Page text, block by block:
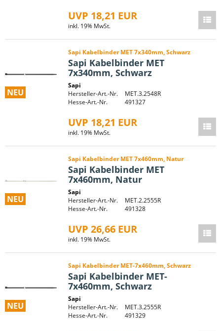
UVP 18,21 EUR
inkl. 19% MwSt.
NEU
Sapi Kabelbinder MET 7x340mm, Schwarz
Sapi Kabelbinder MET
7x340mm, Schwarz
Sapi
Hersteller-Art.-Nr.
MET.3.2548R
Hesse-Art.-Nr.
491327
UVP 18,21 EUR
inkl. 19% MwSt.
NEU
Sapi Kabelbinder MET 7x460mm, Natur
Sapi Kabelbinder MET
7x460mm, Natur
Sapi
Hersteller-Art.-Nr.
MET.2.2555R
Hesse-Art.-Nr.
491328
UVP 26,66 EUR
inkl. 19% MwSt.
NEU
Sapi Kabelbinder MET-7x460mm, Schwarz
Sapi Kabelbinder MET-
7x460mm, Schwarz
Sapi
Hersteller-Art.-Nr.
MET.3.2555R
Hesse-Art.-Nr.
491329